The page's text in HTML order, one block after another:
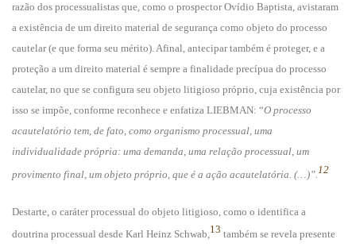
razão dos processualistas que, como o prospector Ovídio Baptista, avistaram
a existência de um direito material de segurança como objeto do processo
cautelar (e que forma seu mérito). Afinal, antecipar também é proteger, e a
proteção a um direito material é sempre a finalidade precípua do processo
cautelar, no que se configura seu objeto litigioso próprio, cuja existência por
isso se impõe, conforme reconhece e enfatiza LIEBMAN: “O processo
acautelatório tem, de fato, como organismo processual, uma
individualidade própria: uma demanda, uma relação processual, um
provimento final, um objeto próprio, que é a ação acautelatória. (…)”. 12
Destarte, o caráter processual do objeto litigioso, como o identifica a
doutrina processual desde Karl Heinz Schwab,13 também se revela presente